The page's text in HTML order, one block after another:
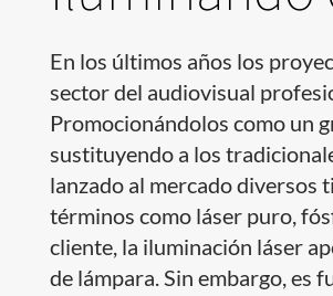
En los últimos años los
sector del audiovisual
Promocionándolos como un
sustituyendo a los
lanzado al mercado diversos
términos como láser puro,
cliente, la iluminación láser
de lámpara. Sin embargo, es